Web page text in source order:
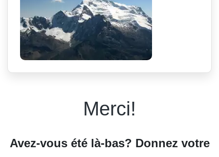
Merci!
Avez-vous été là-bas? Donnez votre